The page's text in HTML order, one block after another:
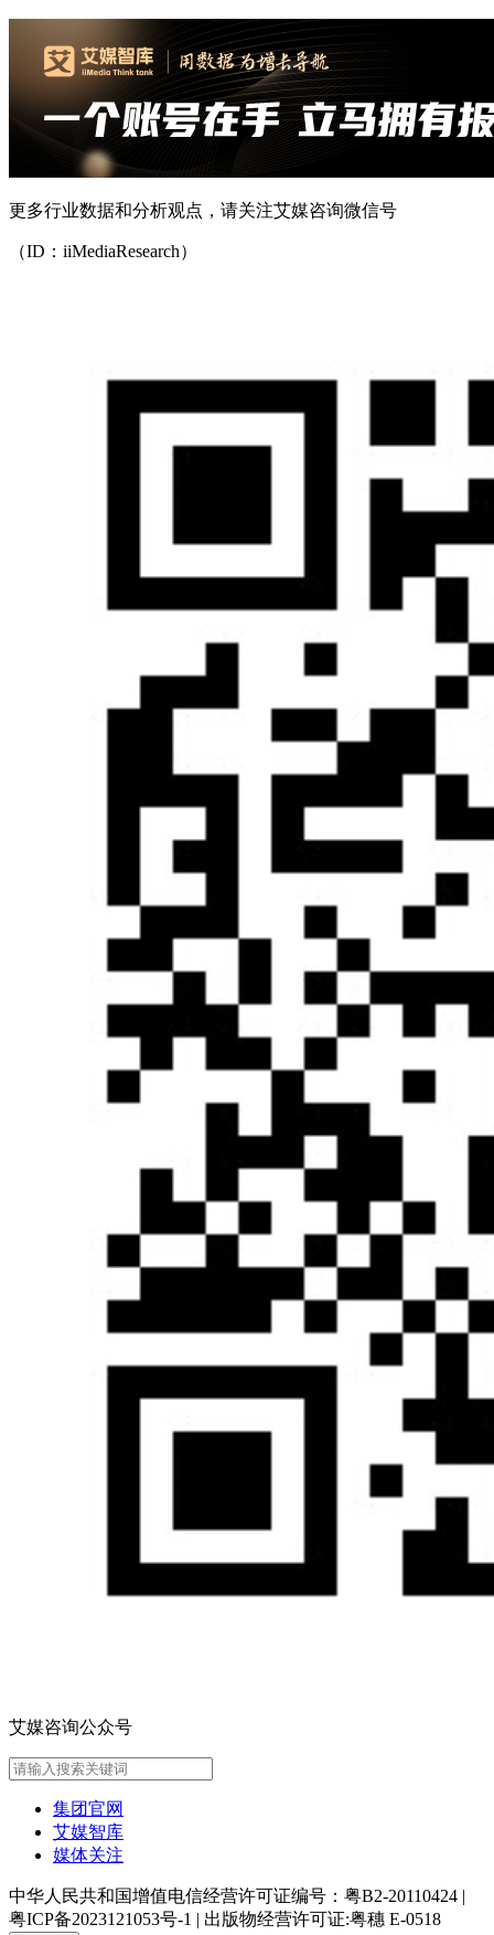
更多行业数据和分析观点，请关注艾媒咨询微信号
（ID：iiMediaResearch）
艾媒咨询公众号
集团官网
艾媒智库
媒体关注
中华人民共和国增值电信经营许可证编号：粤B2-20110424 |
粤ICP备2023121053号-1 | 出版物经营许可证:粤穗 E-0518